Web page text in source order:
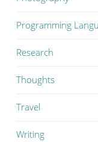
Programming
Research
Thoughts
Travel
Writing